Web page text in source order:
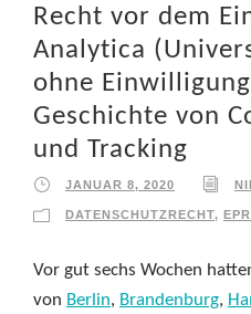
Recht vor dem
Analytica
ohne
Geschichte von
und Tracking
JANUAR 8, 2020
DATENSCHUTZRECHT,
Vor gut sechs Wochen
von Berlin, Brandenburg,